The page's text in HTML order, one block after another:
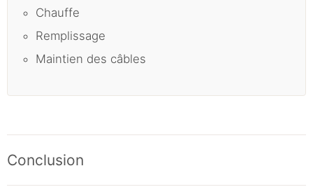
Chauffe
Remplissage
Maintien des câbles
Conclusion